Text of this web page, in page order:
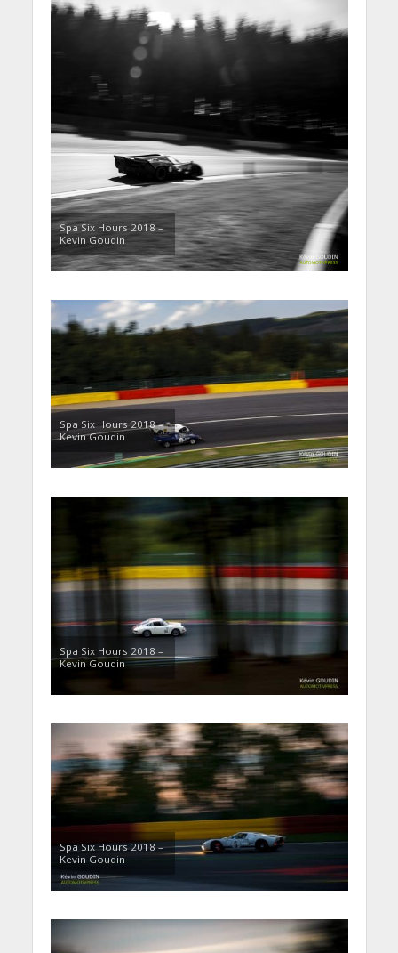
Spa Six Hours 2018 –
Kevin Goudin
Spa Six Hours 2018 –
Kevin Goudin
Spa Six Hours 2018 –
Kevin Goudin
Spa Six Hours 2018 –
Kevin Goudin